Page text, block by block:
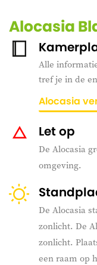
Alocasia
Alle
tref je in de
Alocasia
Let op
De Alocasia
omgeving.
De Alocasia
zonlicht. De
zonlicht.
een raam op